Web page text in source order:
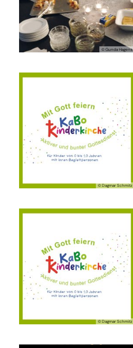
© Gunda Hagens
© Dagmar Schmitz
© Dagmar Schmitz